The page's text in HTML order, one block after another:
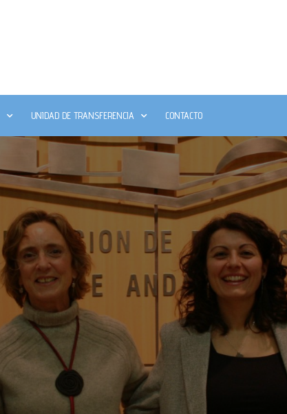
UNIDAD DE TRANSFERENCIA CONTACTO